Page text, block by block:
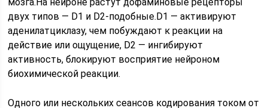
двух типов — D1 и D2-подобные.D1 — активируют
аденилатциклазу, чем побуждают к реакции на
действие или ощущение, D2 — ингибируют
активность, блокируют восприятие нейроном
биохимической реакции.
Одного или нескольких сеансов кодирования током от